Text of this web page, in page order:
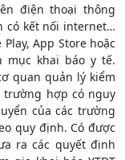
điện thoại thông
có kết nối internet…
App Store hoặc
mục khai báo y tế.
quan quản lý kiểm
hợp có nguy
của các trường
quy định. Có được
ra các quyết định